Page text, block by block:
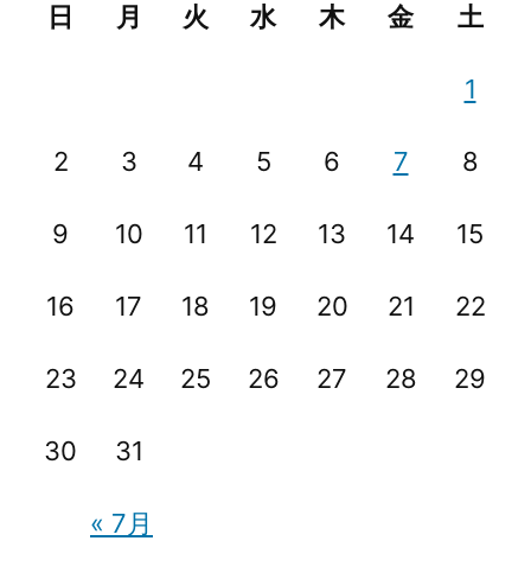
日
月 火 水 木 金 土
1
2 3 4 5 6 7 8
9 10 11 12 13 14 15
16 17 18 19 20 21 22
23 24 25 26 27 28 29
30 31
« 7月